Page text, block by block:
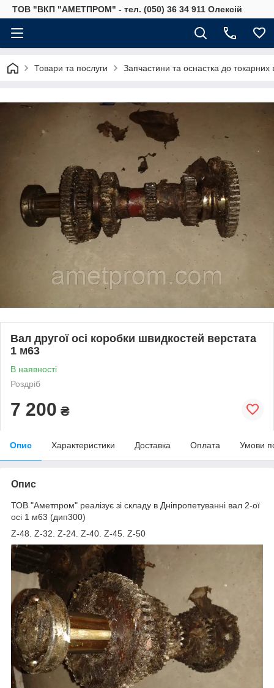
ТОВ "ВКП "АМЕТПРОМ" - тел. (050) 36 34 911 Олексій
Товари та послуги Запчастини та оснастка до токарних
Вал другої осі коробки швидкостей верстата
1 м63
В наявності
Роздріб
7 200 ₴
Опис Характеристики Доставка Оплата Умови
Опис
ТОВ "Аметпром" реалізує зі складу в Дніпропетуванні вал 2-ої
осі 1 м63 (дип300)
Z-48. Z-32. Z-24. Z-40. Z-45. Z-50